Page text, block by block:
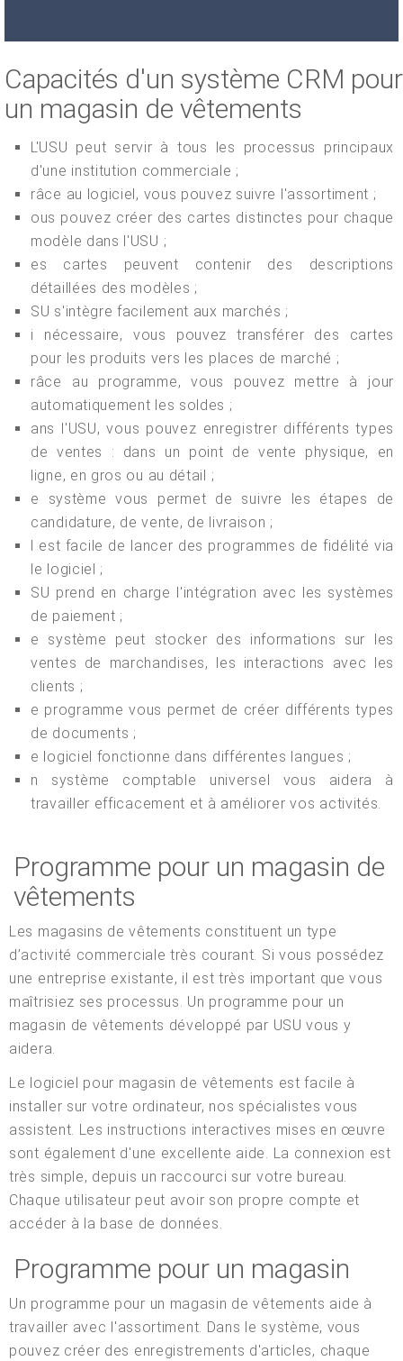
Capacités d'un système CRM pour
un magasin de vêtements
L'USU peut servir à tous les processus principaux
d'une institution commerciale ;
râce au logiciel, vous pouvez suivre l'assortiment ;
ous pouvez créer des cartes distinctes pour chaque
modèle dans l'USU ;
es cartes peuvent contenir des descriptions
détaillées des modèles ;
SU s'intègre facilement aux marchés ;
i nécessaire, vous pouvez transférer des cartes
pour les produits vers les places de marché ;
râce au programme, vous pouvez mettre à jour
automatiquement les soldes ;
ans l'USU, vous pouvez enregistrer différents types
de ventes : dans un point de vente physique, en
ligne, en gros ou au détail ;
e système vous permet de suivre les étapes de
candidature, de vente, de livraison ;
l est facile de lancer des programmes de fidélité via
le logiciel ;
SU prend en charge l'intégration avec les systèmes
de paiement ;
e système peut stocker des informations sur les
ventes de marchandises, les interactions avec les
clients ;
e programme vous permet de créer différents types
de documents ;
e logiciel fonctionne dans différentes langues ;
n système comptable universel vous aidera à
travailler efficacement et à améliorer vos activités.
Programme pour un magasin de
vêtements
Les magasins de vêtements constituent un type
d’activité commerciale très courant. Si vous possédez
une entreprise existante, il est très important que vous
maîtrisiez ses processus. Un programme pour un
magasin de vêtements développé par USU vous y
aidera.
Le logiciel pour magasin de vêtements est facile à
installer sur votre ordinateur, nos spécialistes vous
assistent. Les instructions interactives mises en œuvre
sont également d'une excellente aide. La connexion est
très simple, depuis un raccourci sur votre bureau.
Chaque utilisateur peut avoir son propre compte et
accéder à la base de données.
Programme pour un magasin
Un programme pour un magasin de vêtements aide à
travailler avec l'assortiment. Dans le système, vous
pouvez créer des enregistrements d'articles, chaque